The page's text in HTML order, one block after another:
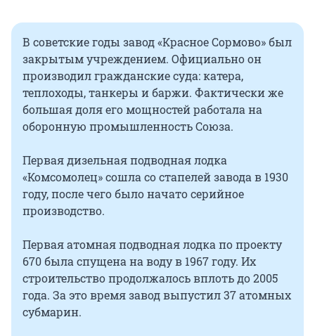
В советские годы завод «Красное Сормово» был
закрытым учреждением. Официально он
производил гражданские суда: катера,
теплоходы, танкеры и баржи. Фактически же
большая доля его мощностей работала на
оборонную промышленность Союза.
Первая дизельная подводная лодка
«Комсомолец» сошла со стапелей завода в 1930
году, после чего было начато серийное
производство.
Первая атомная подводная лодка по проекту
670 была спущена на воду в 1967 году. Их
строительство продолжалось вплоть до 2005
года. За это время завод выпустил 37 атомных
субмарин.